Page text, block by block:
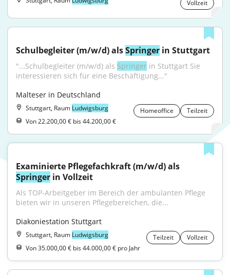
Vollzeit
Schulbegleiter (m/w/d) als Springer in Stuttgart
"...Schulbegleiter (m/w/d) als Springer in Stuttgart Sie
interessieren sich für eine Beschäftigung..."
Malteser in Deutschland
Stuttgart, Raum Ludwigsburg Homeoffice
Teilzeit
Von 22.200,00 € bis 44.200,00 €
Springer in Vollzeit
Als TOP-Arbeitgeber im Bereich der ambulanten Pflege
bieten wir in unseren Pflegebereichen, die...
Diakoniestation Stuttgart
Stuttgart, Raum Ludwigsburg Teilzeit
Vollzeit
Von 35.000,00 € bis 44.000,00 € pro Jahr